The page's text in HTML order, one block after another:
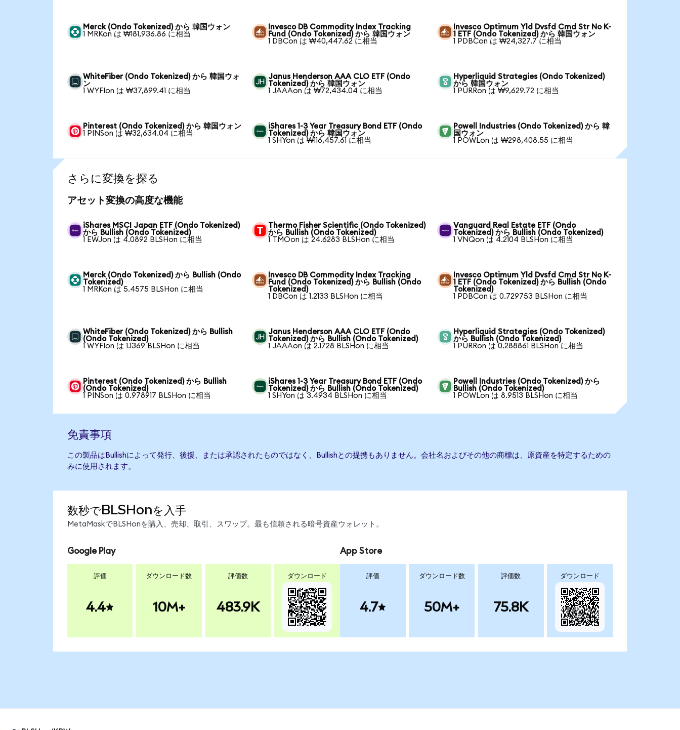
Merck (Ondo Tokenized) から 韓国ウォン
1 MRKon は ₩181,936.86 に相当
Invesco DB Commodity Index Tracking
Fund (Ondo Tokenized) から 韓国ウォン
1 DBCon は ₩40,447.62 に相当
Invesco Optimum Yld Dvsfd Cmd Str No K-
1 ETF (Ondo Tokenized) から 韓国ウォン
1 PDBCon は ₩24,327.7 に相当
WhiteFiber (Ondo Tokenized) から 韓国ウォ
ン
1 WYFIon は ₩37,899.41 に相当
Janus Henderson AAA CLO ETF (Ondo
Tokenized) から 韓国ウォン
1 JAAAon は ₩72,434.04 に相当
Hyperliquid Strategies (Ondo Tokenized)
から 韓国ウォン
1 PURRon は ₩9,629.72 に相当
Pinterest (Ondo Tokenized) から 韓国ウォン
1 PINSon は ₩32,634.04 に相当
iShares 1-3 Year Treasury Bond ETF (Ondo
Tokenized) から 韓国ウォン
1 SHYon は ₩116,457.61 に相当
Powell Industries (Ondo Tokenized) から 韓
国ウォン
1 POWLon は ₩298,408.55 に相当
さらに変換を探る
アセット変換の高度な機能
iShares MSCI Japan ETF (Ondo Tokenized)
から Bullish (Ondo Tokenized)
1 EWJon は 4.0892 BLSHon に相当
Thermo Fisher Scientific (Ondo Tokenized)
から Bullish (Ondo Tokenized)
1 TMOon は 24.6283 BLSHon に相当
Vanguard Real Estate ETF (Ondo
Tokenized) から Bullish (Ondo Tokenized)
1 VNQon は 4.2104 BLSHon に相当
Merck (Ondo Tokenized) から Bullish (Ondo
Tokenized)
1 MRKon は 5.4575 BLSHon に相当
Invesco DB Commodity Index Tracking
Fund (Ondo Tokenized) から Bullish (Ondo
Tokenized)
1 DBCon は 1.2133 BLSHon に相当
Invesco Optimum Yld Dvsfd Cmd Str No K-
1 ETF (Ondo Tokenized) から Bullish (Ondo
Tokenized)
1 PDBCon は 0.729753 BLSHon に相当
WhiteFiber (Ondo Tokenized) から Bullish
(Ondo Tokenized)
1 WYFIon は 1.1369 BLSHon に相当
Janus Henderson AAA CLO ETF (Ondo
Tokenized) から Bullish (Ondo Tokenized)
1 JAAAon は 2.1728 BLSHon に相当
Hyperliquid Strategies (Ondo Tokenized)
から Bullish (Ondo Tokenized)
1 PURRon は 0.288861 BLSHon に相当
Pinterest (Ondo Tokenized) から Bullish
(Ondo Tokenized)
1 PINSon は 0.978917 BLSHon に相当
iShares 1-3 Year Treasury Bond ETF (Ondo
Tokenized) から Bullish (Ondo Tokenized)
1 SHYon は 3.4934 BLSHon に相当
Powell Industries (Ondo Tokenized) から
Bullish (Ondo Tokenized)
1 POWLon は 8.9513 BLSHon に相当
免責事項
この製品はBullishによって発行、後援、または承認されたものではなく、Bullishとの提携もありません。会社名およびその他の商標は、原資産を特定するための
みに使用されます。
数秒でBLSHonを入手
MetaMaskでBLSHonを購入、売却、取引、スワップ。最も信頼される暗号資産ウォレット。
Google Play
評価
4.4
ダウンロード数
10M+
評価数
483.9K
ダウンロード
App Store
評価
4.7
ダウンロード数
50M+
評価数
75.8K
ダウンロード